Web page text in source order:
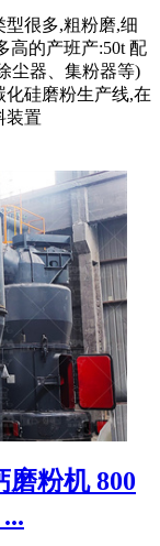
很多,粗粉磨,细
高的产班产:50t 配
尘器、集粉器等)
硅磨粉生产线,在
装置
粉机 800